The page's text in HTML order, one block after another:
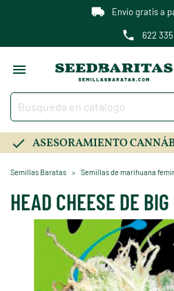
Envío gratis a
622

ASESORAMIENTO
Semillas Baratas Semillas de marihuana
HEAD CHEESE DE